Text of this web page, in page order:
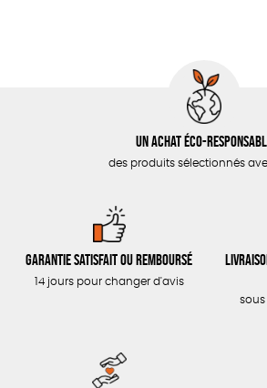
Un achat éco-
des produits sélectionnés
Garantie satisfait ou remboursé
14 jours pour changer d'avis
sous